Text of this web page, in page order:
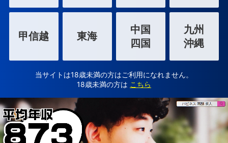
甲信越 東海
中国
四国
九州
沖縄
当サイトは18歳未満の方はご利用になれません。
18歳未満の方は こちら